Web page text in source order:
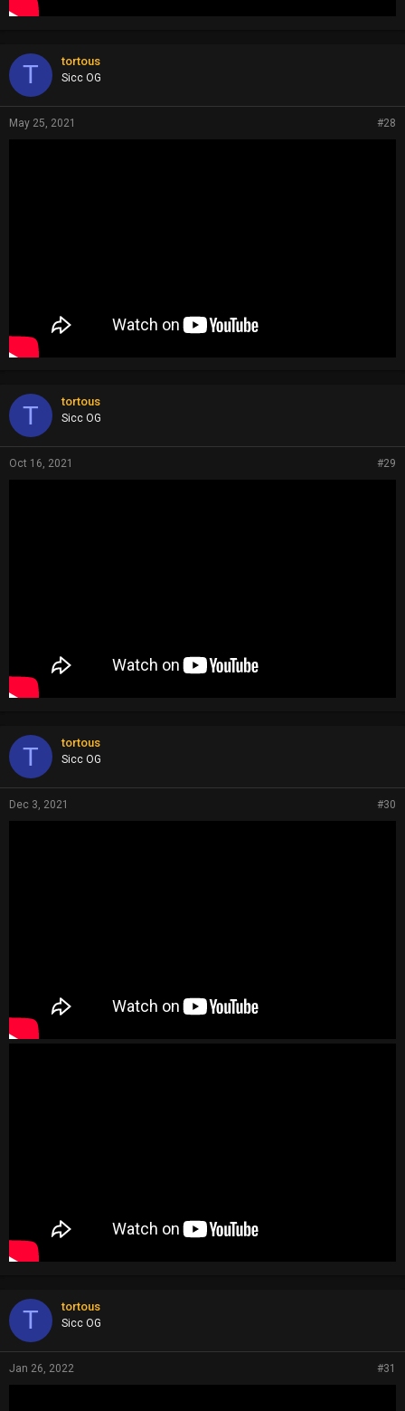
T tortous
Sicc OG
May 25, 2021 #28
T tortous
Sicc OG
Oct 16, 2021 #29
T tortous
Sicc OG
Dec 3, 2021 #30
T tortous
Sicc OG
Jan 26, 2022 #31